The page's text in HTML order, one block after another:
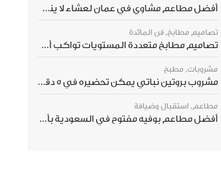
أفضل مطاعم مشاوي في عمان لعشاء لا ينسى
تصاميم مطابخ, فن المائدة
تصاميم مطابخ متعددة المستويات تواكب أحدث صيحات الديكور العالمي
مشروبات, مطبخ
مشروب بروتين نباتي يمكن تحضيره في 5 دقائق ويمنحك شعورًا بالشبع
مطاعم, استقبال وضيافة
أفضل مطاعم بوفيه مفتوح في السعودية بأسعار تناسب الجميع